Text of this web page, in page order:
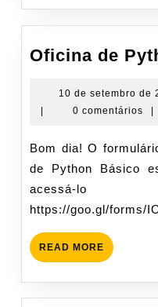
Oficina de
10 de setembro de
| 0 comentários |
Bom dia! O formulário de inscrição para o curso
de Python Básico
https://goo.gl/forms/
READ MORE READ
MORE